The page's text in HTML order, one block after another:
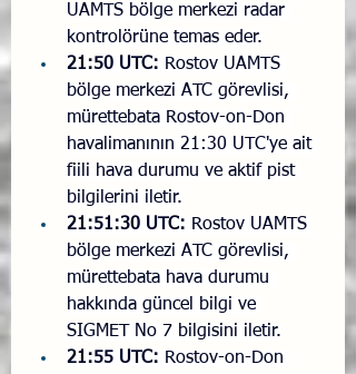
UAMTS bölge merkezi radar
kontrolörüne temas eder.
21:50 UTC: Rostov UAMTS
bölge merkezi ATC görevlisi,
mürettebata Rostov-on-Don
havalimanının 21:30 UTC'ye ait
fiili hava durumu ve aktif pist
bilgilerini iletir.
21:51:30 UTC: Rostov UAMTS
bölge merkezi ATC görevlisi,
mürettebata hava durumu
hakkında güncel bilgi ve
SIGMET No 7 bilgisini iletir.
21:55 UTC: Rostov-on-Don